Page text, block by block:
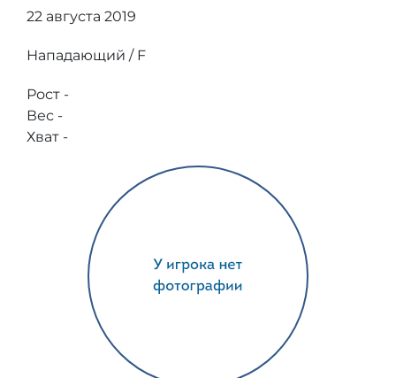
22 августа 2019
Нападающий / F
Рост -
Вес -
Хват -